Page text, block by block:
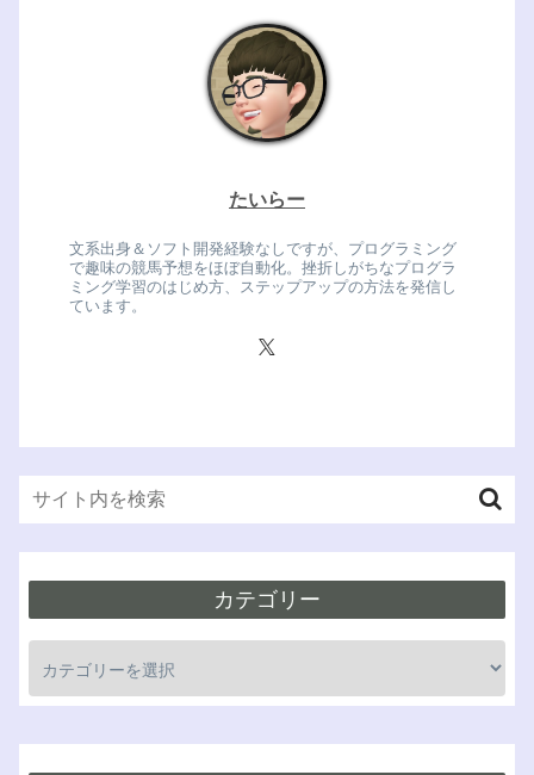
たいらー
文系出身＆ソフト開発経験なしですが、プログラミング
で趣味の競馬予想をほぼ自動化。挫折しがちなプログラ
ミング学習のはじめ方、ステップアップの方法を発信し
ています。
カテゴリー